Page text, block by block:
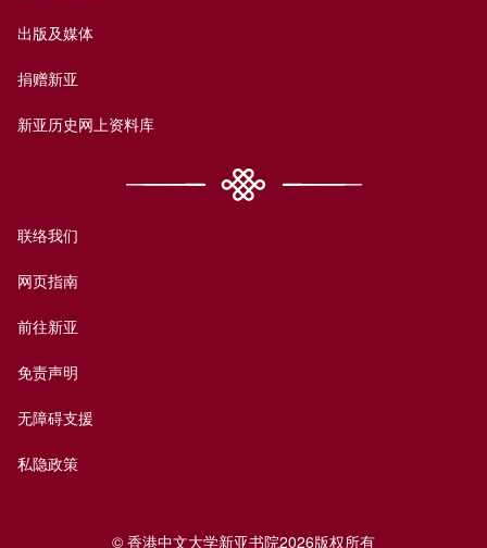
出版及媒体
捐赠新亚
新亚历史网上资料库
联络我们
网页指南
前往新亚
免责声明
无障碍支援
私隐政策
© 香港中文大学新亚书院2026版权所有